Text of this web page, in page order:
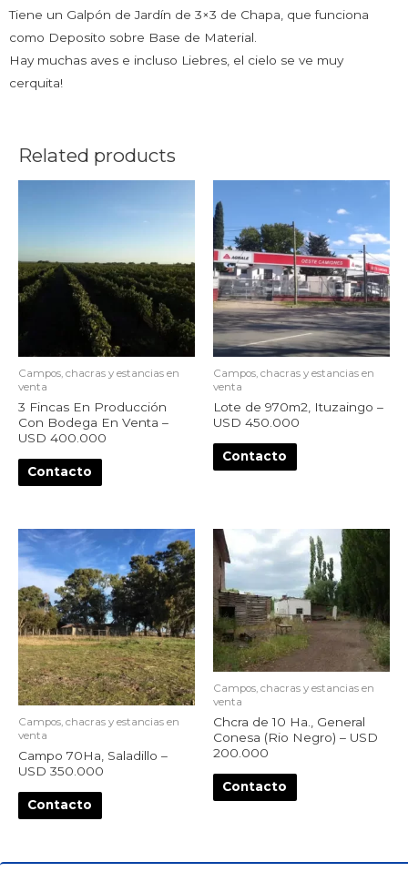
Tiene un Galpón de Jardín de 3×3 de Chapa, que funciona
como Deposito sobre Base de Material.
Hay muchas aves e incluso Liebres, el cielo se ve muy
cerquita!
Related products
Campos, chacras y estancias en
venta
3 Fincas En Producción
Con Bodega En Venta –
USD 400.000
Contacto
Campos, chacras y estancias en
venta
Lote de 970m2, Ituzaingo –
USD 450.000
Contacto
Campos, chacras y estancias en
venta
Campo 70Ha, Saladillo –
USD 350.000
Contacto
Campos, chacras y estancias en
venta
Chcra de 10 Ha., General
Conesa (Rio Negro) – USD
200.000
Contacto